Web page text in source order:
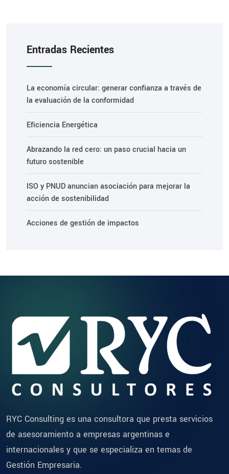
Entradas Recientes
La economía circular: generar confianza a través de
la evaluación de la conformidad
Eficiencia Energética
Abrazando la red cero: un paso crucial hacia un
futuro sostenible
ISO y PNUD anuncian asociación para mejorar la
acción de sostenibilidad
Acciones de gestión de impactos
RYC Consulting es una consultora que presta servicios
de asesoramiento a empresas argentinas e
internacionales y que se especializa en temas de
Gestión Empresaria.